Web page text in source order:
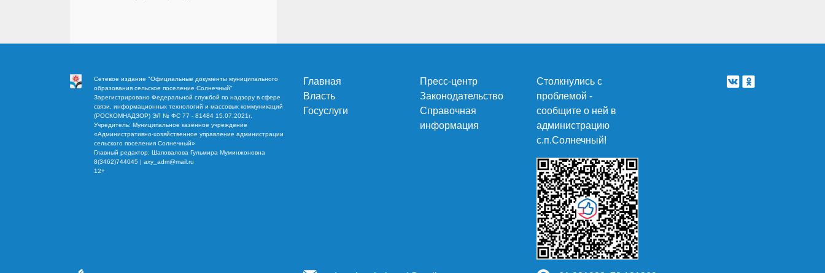
Сетевое издание "Официальные документы муниципального
образования сельское поселение Солнечный"
Зарегистрировано Федеральной службой по надзору в сфере
связи, информационных технологий и массовых коммуникаций
(РОСКОМНАДЗОР) ЭЛ № ФС 77 - 81484 15.07.2021г.
Учредитель: Муниципальное казённое учреждение
«Административно-хозяйственное управление администрации
сельского поселения Солнечный»
Главный редактор: Шаповалова Гульмира Муминжоновна
8(3462)744045 | axy_adm@mail.ru
12+
Главная
Власть
Госуслуги
Пресс-центр
Законодательство
Справочная
информация
Столкнулись с
проблемой -
сообщите о ней в
администрацию
c.п.Солнечный!